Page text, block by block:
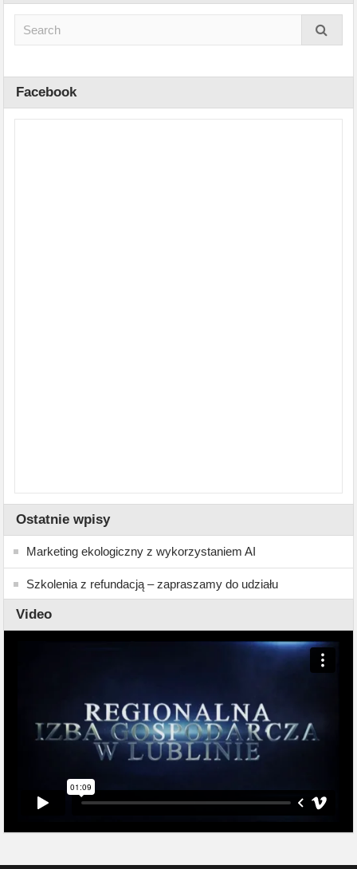
Facebook
Ostatnie wpisy
Marketing ekologiczny z wykorzystaniem AI
Szkolenia z refundacją – zapraszamy do udziału
Video